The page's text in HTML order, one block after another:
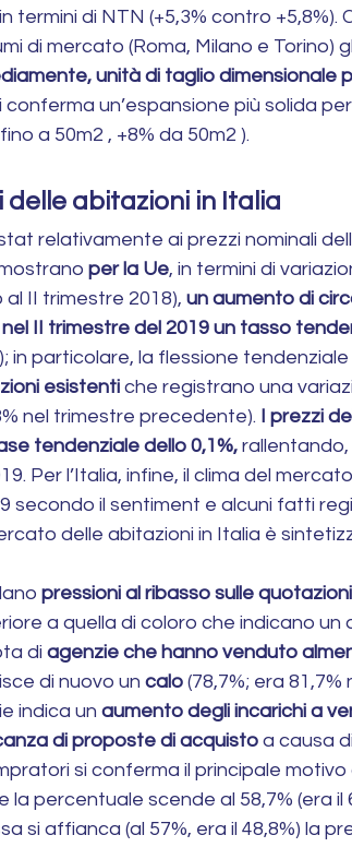
termini di NTN (+5,3% contro +5,8%).
di mercato (Roma, Milano e Torino)
unità di taglio dimensionale
un’espansione più solida
a 50m2 , +8% da 50m2 ).
abitazioni in Italia
relativamente ai prezzi nominali
per la Ue, in termini di
II trimestre 2018), un aumento di
II trimestre del 2019 un tasso
in particolare, la flessione
esistenti che registrano una
nel trimestre precedente).
I prezzi
tendenziale dello 0,1%, rallentando,
Per l’Italia, infine, il clima del
secondo il sentiment e alcuni fatti
delle abitazioni in Italia è
pressioni al ribasso sulle
a quella di coloro che indicano un
di agenzie che hanno venduto
di nuovo un calo (78,7%; era
indica un aumento degli incarichi a
di proposte di acquisto a causa
si conferma il principale motivo
la percentuale scende al 58,7% (era il
si affianca (al 57%, era il 48,8%) la